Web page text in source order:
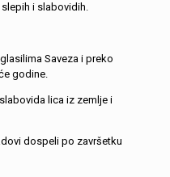
i slabovidih.
Saveza i preko
godine.
lica iz zemlje i
dospeli po završetku